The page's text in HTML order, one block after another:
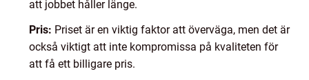
att jobbet håller länge.
Pris: Priset är en viktig faktor att överväga, men det är
också viktigt att inte kompromissa på kvaliteten för
att få ett billigare pris.